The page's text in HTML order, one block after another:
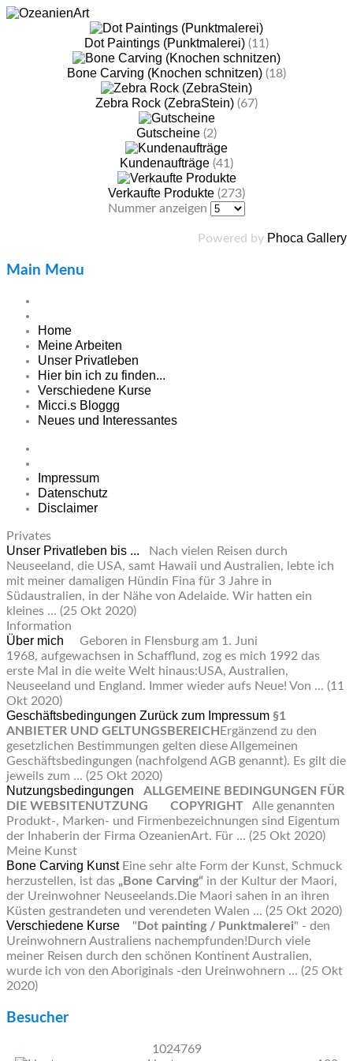
Dot Paintings (Punktmalerei) (11)
Bone Carving (Knochen schnitzen) (18)
Zebra Rock (ZebraStein) (67)
Gutscheine (2)
Kundenaufträge (41)
Verkaufte Produkte (273)
Nummer anzeigen
Powered by Phoca Gallery
Main Menu
Home
Meine Arbeiten
Unser Privatleben
Hier bin ich zu finden...
Verschiedene Kurse
Micci.s Bloggg
Neues und Interessantes
Impressum
Datenschutz
Disclaimer
Privates
Unser Privatleben bis ...
Nach vielen Reisen durch
Neuseeland, die USA, samt Hawaii und Australien, lebte ich
mit meiner damaligen Hündin Fina für 3 Jahre in
Südaustralien, in der Nähe von Adelaide. Wir hatten ein
kleines ... (25 Okt 2020)
Information
Über mich
Geboren in Flensburg am 1. Juni
1968, aufgewachsen in Schafflund, zog es mich 1992 das
erste Mal in die weite Welt hinaus:USA, Australien,
Neuseeland und England. Immer wieder aufs Neue! Von ... (11
Okt 2020)
Geschäftsbedingungen Zurück zum Impressum §1
ANBIETER UND GELTUNGSBEREICH Ergänzend zu den
gesetzlichen Bestimmungen gelten diese Allgemeinen
Geschäftsbedingungen (nachfolgend AGB genannt). Es gilt die
jeweils zum ... (25 Okt 2020)
Nutzungsbedingungen
ALLGEMEINE BEDINGUNGEN FÜR
DIE WEBSITENUTZUNG
COPYRIGHT Alle genannten
Produkt-, Marken- und Firmenbezeichnungen sind Eigentum
der Inhaberin der Firma OzeanienArt. Für ... (25 Okt 2020)
Meine Kunst
Bone Carving Kunst Eine sehr alte Form der Kunst, Schmuck
herzustellen, ist das „Bone Carving“ in der Kultur der Maori,
der Ureinwohner Neuseelands.Die Maori sahen in an ihren
Küsten gestrandeten und verendeten Walen ... (25 Okt 2020)
Verschiedene Kurse " Dot painting / Punktmalerei" - den
Ureinwohnern Australiens nachempfunden!Durch viele
meiner Reisen durch den schönen Kontinent Australien,
wurde ich von den Aboriginals -den Ureinwohnern ... (25 Okt
2020)
Besucher
1024769